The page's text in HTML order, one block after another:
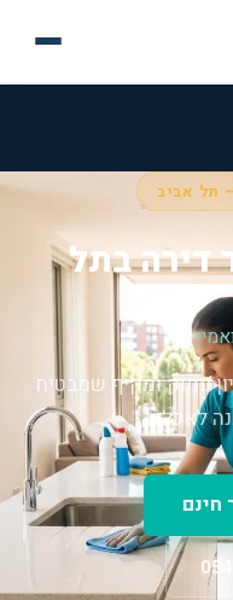
דירה בתל
עמוק ומקיף שמבטיח
לאכלוס.
חינם